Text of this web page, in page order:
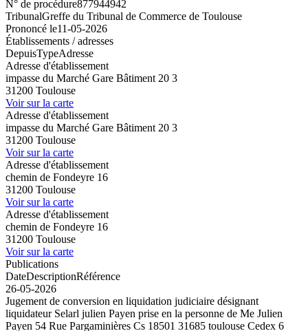
N° de procédure877944942
TribunalGreffe du Tribunal de Commerce de Toulouse
Prononcé le11-05-2026
Établissements / adresses
DepuisTypeAdresse
Adresse d'établissement
impasse du Marché Gare Bâtiment 20 3
31200 Toulouse
Voir sur la carte
Adresse d'établissement
impasse du Marché Gare Bâtiment 20 3
31200 Toulouse
Voir sur la carte
Adresse d'établissement
chemin de Fondeyre 16
31200 Toulouse
Voir sur la carte
Adresse d'établissement
chemin de Fondeyre 16
31200 Toulouse
Voir sur la carte
Publications
DateDescriptionRéférence
26-05-2026
Jugement de conversion en liquidation judiciaire désignant
liquidateur Selarl julien Payen prise en la personne de Me Julien
Payen 54 Rue Pargaminières Cs 18501 31685 toulouse Cedex 6